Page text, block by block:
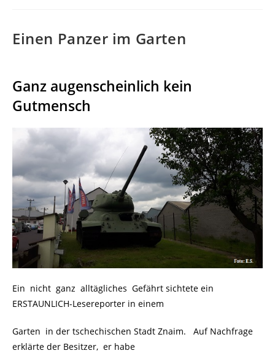
Einen Panzer im Garten
Ganz augenscheinlich kein
Gutmensch
Ein nicht ganz alltägliches Gefährt sichtete ein
ERSTAUNLICH-Lesereporter in einem
Garten in der tschechischen Stadt Znaim. Auf Nachfrage
erklärte der Besitzer, er habe